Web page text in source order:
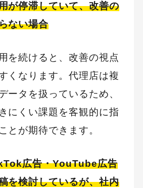
が停滞していて、改善の
ない場合
を続けると、改善の視点
くなります。代理店は複
ータを扱っているため、
にくい課題を客観的に指
とが期待できます。
広告・YouTube広告
を検討しているが、社内